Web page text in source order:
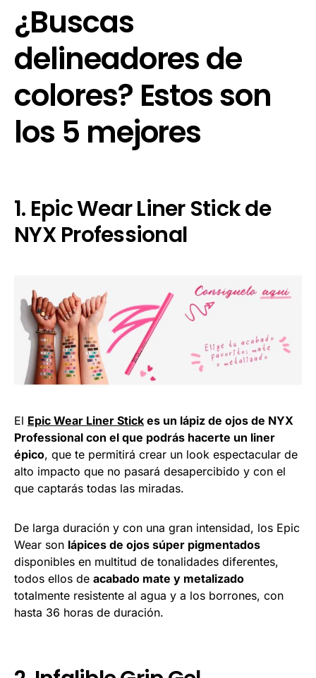
¿Buscas
delineadores de
colores? Estos son
los 5 mejores
1. Epic Wear Liner Stick de
NYX Professional
El Epic Wear Liner Stick es un lápiz de ojos de NYX
Professional con el que podrás hacerte un liner
épico, que te permitirá crear un look espectacular de
alto impacto que no pasará desapercibido y con el
que captarás todas las miradas.
De larga duración y con una gran intensidad, los Epic
Wear son lápices de ojos súper pigmentados
disponibles en multitud de tonalidades diferentes,
todos ellos de acabado mate y metalizado
totalmente resistente al agua y a los borrones, con
hasta 36 horas de duración.